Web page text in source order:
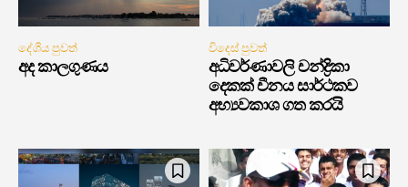
දේශීය පුවත්
අද කාලගුණය
විදෙස් පුවත්
අධිවර්ණාවලි චන්ද්‍රිකා
දෙකක් චීනය සාර්ථකව
අභ්‍යවකාශ ගත කරයි